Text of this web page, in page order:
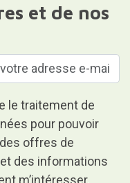
et de nos
le traitement de
pour pouvoir
offres de
des informations
m’intéresser.